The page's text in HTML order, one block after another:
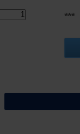
***